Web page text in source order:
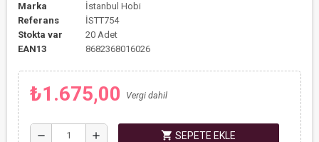
Marka
İstanbul Hobi
Referans
İSTT754
Stokta var
20 Adet
EAN13
8682368016026
₺1.675,00 Vergi dahil
remove add shopping_cart SEPETE EKLE